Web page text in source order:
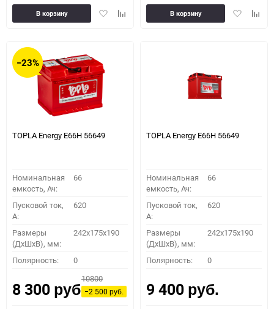
ДобавитьДобавить
В корзину
Добавить
В корзину
−23%
TOPLA Energy E66H 56649
Номинальная
емкость, Ач:
66
Пусковой ток,
A:
620
Размеры
(ДхШхВ), мм:
242x175x190
Полярность: 0
8 300 руб.
10800
−2 500руб.
TOPLA Energy E66H 56649
Номинальная
емкость, Ач:
66
Пусковой ток,
A:
620
Размеры
(ДхШхВ), мм:
242x175x190
Полярность: 0
9 400 руб.